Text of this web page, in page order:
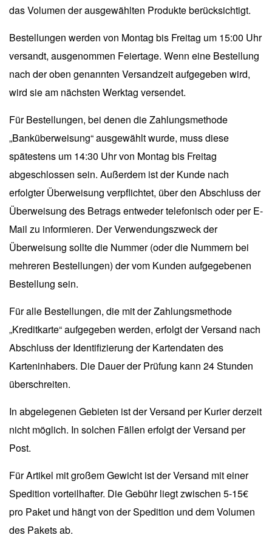
das Volumen der ausgewählten Produkte berücksichtigt.
Bestellungen werden von Montag bis Freitag um 15:00 Uhr
versandt, ausgenommen Feiertage. Wenn eine Bestellung
nach der oben genannten Versandzeit aufgegeben wird,
wird sie am nächsten Werktag versendet.
Für Bestellungen, bei denen die Zahlungsmethode
„Banküberweisung“ ausgewählt wurde, muss diese
spätestens um 14:30 Uhr von Montag bis Freitag
abgeschlossen sein. Außerdem ist der Kunde nach
erfolgter Überweisung verpflichtet, über den Abschluss der
Überweisung des Betrags entweder telefonisch oder per E-
Mail zu informieren. Der Verwendungszweck der
Überweisung sollte die Nummer (oder die Nummern bei
mehreren Bestellungen) der vom Kunden aufgegebenen
Bestellung sein.
Für alle Bestellungen, die mit der Zahlungsmethode
„Kreditkarte“ aufgegeben werden, erfolgt der Versand nach
Abschluss der Identifizierung der Kartendaten des
Karteninhabers. Die Dauer der Prüfung kann 24 Stunden
überschreiten.
In abgelegenen Gebieten ist der Versand per Kurier derzeit
nicht möglich. In solchen Fällen erfolgt der Versand per
Post.
Für Artikel mit großem Gewicht ist der Versand mit einer
Spedition vorteilhafter. Die Gebühr liegt zwischen 5-15€
pro Paket und hängt von der Spedition und dem Volumen
des Pakets ab.